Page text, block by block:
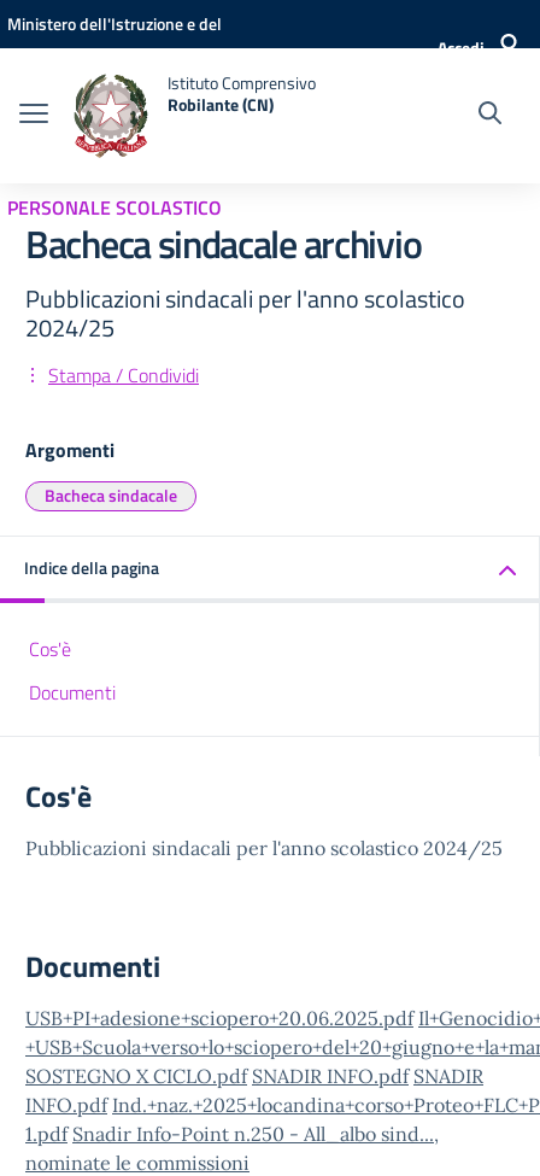
Vai ai contenuti
Vai al menu di navigazione
Vai al footer
Ministero dell'Istruzione e del
Accedi
Istituto Comprensivo
Robilante (CN)
PERSONALE SCOLASTICO
Bacheca sindacale archivio
Pubblicazioni sindacali per l'anno scolastico
2024/25
Stampa / Condividi
Argomenti
Bacheca sindacale
Indice della pagina
Cos'è
Documenti
Cos'è
Pubblicazioni sindacali per l'anno scolastico 2024/25
Documenti
USB+PI+adesione+sciopero+20.06.2025.pdf
SOSTEGNO X CICLO.pdf SNADIR INFO.pdf SNADIR
INFO.pdf
1.pdf Snadir Info-Point n.250 - All_albo sind...,
nominate le commissioni